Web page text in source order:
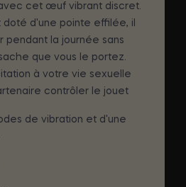
cet œuf vibrant discret.
doté d'une pointe effilée, il
pendant la journée sans
que vous le portez.
à votre vie sexuelle
contrôler le jouet
de vibration et d'une